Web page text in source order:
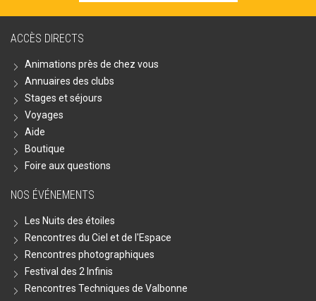
ACCÈS DIRECTS
Animations près de chez vous
Annuaires des clubs
Stages et séjours
Voyages
Aide
Boutique
Foire aux questions
NOS ÉVÉNEMENTS
Les Nuits des étoiles
Rencontres du Ciel et de l'Espace
Rencontres photographiques
Festival des 2 Infinis
Rencontres Techniques de Valbonne